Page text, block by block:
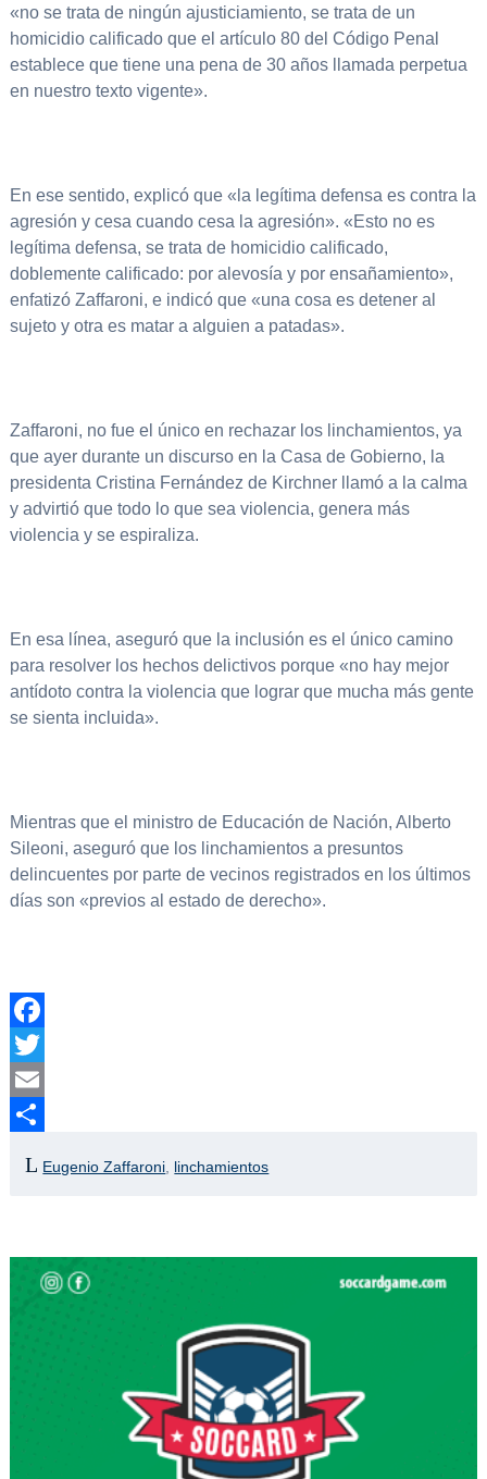
«no se trata de ningún ajusticiamiento, se trata de un
homicidio calificado que el artículo 80 del Código Penal
establece que tiene una pena de 30 años llamada perpetua
en nuestro texto vigente».
En ese sentido, explicó que «la legítima defensa es contra la
agresión y cesa cuando cesa la agresión». «Esto no es
legítima defensa, se trata de homicidio calificado,
doblemente calificado: por alevosía y por ensañamiento»,
enfatizó Zaffaroni, e indicó que «una cosa es detener al
sujeto y otra es matar a alguien a patadas».
Zaffaroni, no fue el único en rechazar los linchamientos, ya
que ayer durante un discurso en la Casa de Gobierno, la
presidenta Cristina Fernández de Kirchner llamó a la calma
y advirtió que todo lo que sea violencia, genera más
violencia y se espiraliza.
En esa línea, aseguró que la inclusión es el único camino
para resolver los hechos delictivos porque «no hay mejor
antídoto contra la violencia que lograr que mucha más gente
se sienta incluida».
Mientras que el ministro de Educación de Nación, Alberto
Sileoni, aseguró que los linchamientos a presuntos
delincuentes por parte de vecinos registrados en los últimos
días son «previos al estado de derecho».
Facebook
Twitter
Email
Eugenio Zaffaroni linchamientos